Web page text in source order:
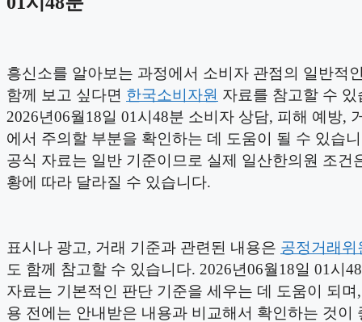
흥신소를 알아보는 과정에서 소비자 관점의 일반적
함께 보고 싶다면 한국소비자원 자료를 참고할 수 있
2026년06월18일 01시48분 소비자 상담, 피해 예방,
에서 주의할 부분을 확인하는 데 도움이 될 수 있습
공식 자료는 일반 기준이므로 실제 일산한의원 조건
황에 따라 달라질 수 있습니다.
표시나 광고, 거래 기준과 관련된 내용은 공정거래위
도 함께 참고할 수 있습니다. 2026년06월18일 01시
자료는 기본적인 판단 기준을 세우는 데 도움이 되며
용 전에는 안내받은 내용과 비교해서 확인하는 것이